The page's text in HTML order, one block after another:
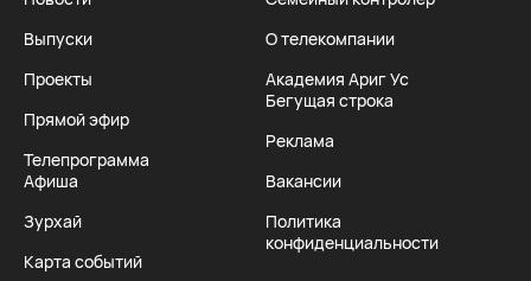
Выпуски
Проекты
Прямой эфир
Телепрограмма
Афиша
Зурхай
Карта событий
О телекомпании
Академия Ариг Ус
Бегущая строка
Реклама
Вакансии
Политика
конфиденциальности